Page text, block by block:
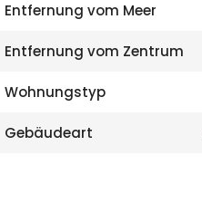
Entfernung vom Meer
Entfernung vom Zentrum
Wohnungstyp
Gebäudeart